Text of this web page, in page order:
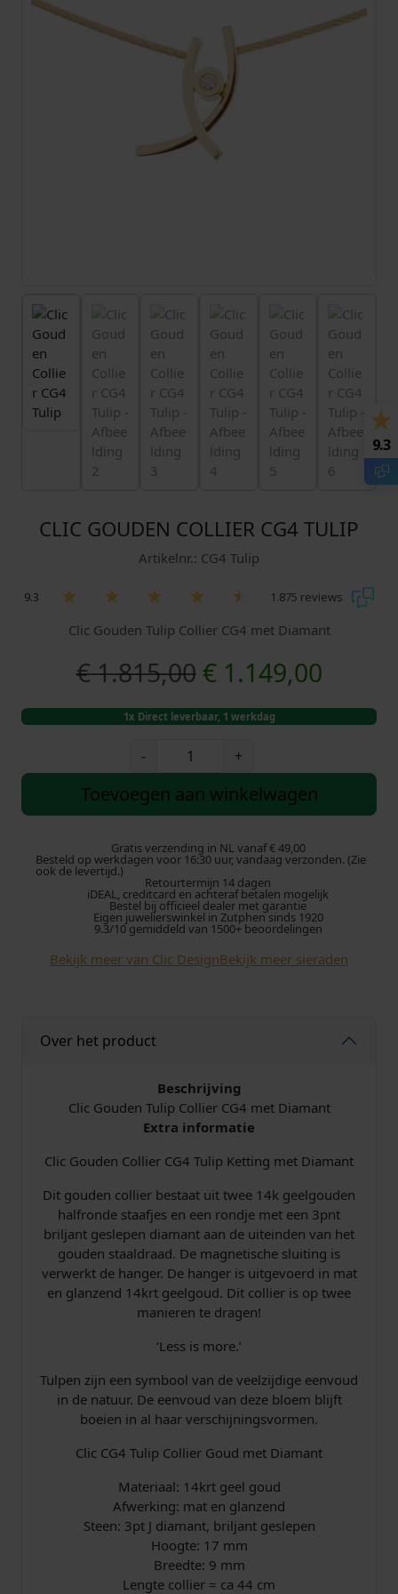
CLIC GOUDEN COLLIER CG4 TULIP
Artikelnr.: CG4 Tulip
9.3 1.875 reviews
Clic Gouden Tulip Collier CG4 met Diamant
€1.815,00 O
o
s
p
r
o
n
k
i
j
k
e
p
r
i
j
s
w
a
s
:
€
€1.149,00H
u
d
i
g
e
p
r
i
s
:
€
1
1
4
9
1x Direct leverbaar, 1 werkdag
-
o
u
e
n
o
e
u
i
p
a
a
n
t
+
Toevoegen aan winkelwagen
Gratis verzending in NL vanaf € 49,00
Besteld op werkdagen voor 16:30 uur, vandaag verzonden. (Zie
ook de levertijd.)
Retourtermijn 14 dagen
iDEAL, creditcard en achteraf betalen mogelijk
Bestel bij officieel dealer met garantie
Eigen juwelierswinkel in Zutphen sinds 1920
9.3/10 gemiddeld van 1500+ beoordelingen
Bekijk meer van Clic DesignBekijk meer sieraden
Over het product
Beschrijving
Clic Gouden Tulip Collier CG4 met Diamant
Extra informatie
Clic Gouden Collier CG4 Tulip Ketting met Diamant
Dit gouden collier bestaat uit twee 14k geelgouden
halfronde staafjes en een rondje met een 3pnt
briljant geslepen diamant aan de uiteinden van het
gouden staaldraad. De magnetische sluiting is
verwerkt de hanger. De hanger is uitgevoerd in mat
en glanzend 14krt geelgoud. Dit collier is op twee
manieren te dragen!
‘Less is more.’
Tulpen zijn een symbool van de veelzijdige eenvoud
in de natuur. De eenvoud van deze bloem blijft
boeien in al haar verschijningsvormen.
Clic CG4 Tulip Collier Goud met Diamant
Materiaal: 14krt geel goud
Afwerking: mat en glanzend
Steen: 3pt J diamant, briljant geslepen
Hoogte: 17 mm
Breedte: 9 mm
Lengte collier = ca 44 cm
9.3